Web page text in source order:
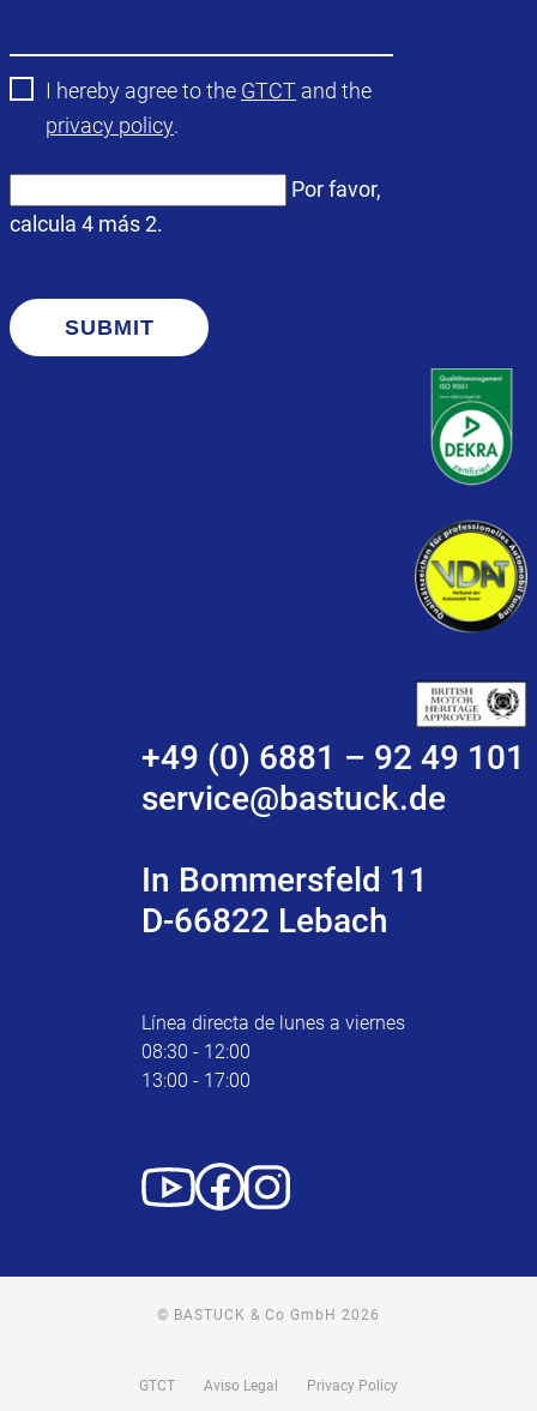
I hereby agree to the GTCT and the
privacy policy.
Por favor,
calcula 4 más 2.
SUBMIT
+49 (0) 6881 – 92 49 101
service@bastuck.de
In Bommersfeld 11
D-66822 Lebach
Línea directa de lunes a viernes
08:30 - 12:00
13:00 - 17:00
© BASTUCK & Co GmbH 2026
GTCT Aviso Legal Privacy Policy